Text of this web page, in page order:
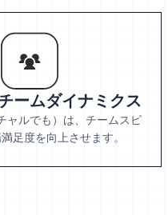
ームダイナミクス
ャルでも）は、チームスピ
足度を向上させます。